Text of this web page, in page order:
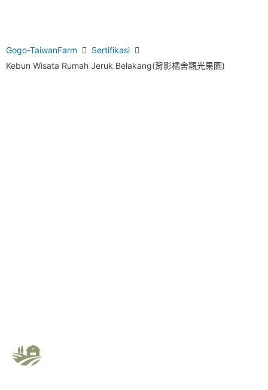
Gogo-TaiwanFarm
Sertifikasi
Kebun Wisata Rumah Jeruk Belakang(背影橘舍觀光果園)